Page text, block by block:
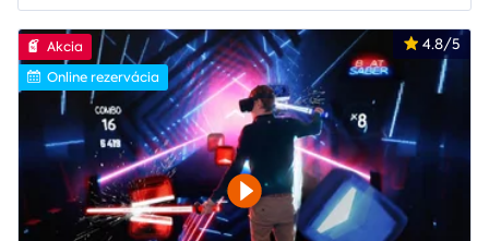
4.8/5
Akcia
Online rezervácia